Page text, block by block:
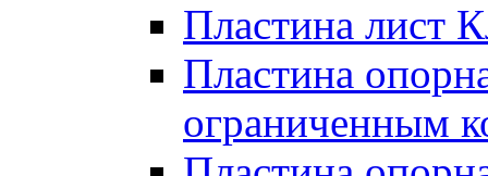
Пластина лист
Пластина
ограниченным